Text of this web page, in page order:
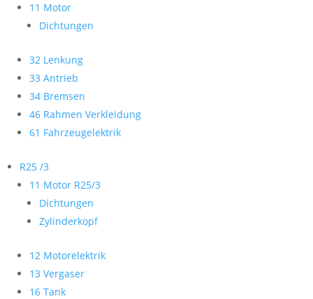
11 Motor
Dichtungen
32 Lenkung
33 Antrieb
34 Bremsen
46 Rahmen Verkleidung
61 Fahrzeugelektrik
R25 /3
11 Motor R25/3
Dichtungen
Zylinderkopf
12 Motorelektrik
13 Vergaser
16 Tank